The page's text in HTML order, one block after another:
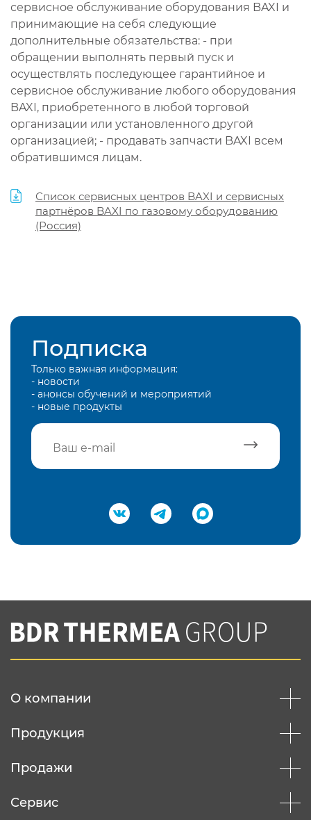
сервисное обслуживание оборудования BAXI и
принимающие на себя следующие
дополнительные обязательства: - при
обращении выполнять первый пуск и
осуществлять последующее гарантийное и
сервисное обслуживание любого оборудования
BAXI, приобретенного в любой торговой
организации или установленного другой
организацией; - продавать запчасти BAXI всем
обратившимся лицам.
Список сервисных центров BAXI и сервисных
партнёров BAXI по газовому оборудованию
(Россия)
Подписка
Только важная информация:
- новости
- анонсы обучений и мероприятий
- новые продукты
Подтвердить e-mail
Вы соглашаетесь с нашей политикой
конфеденциальности
О компании
Продукция
Продажи
Сервис